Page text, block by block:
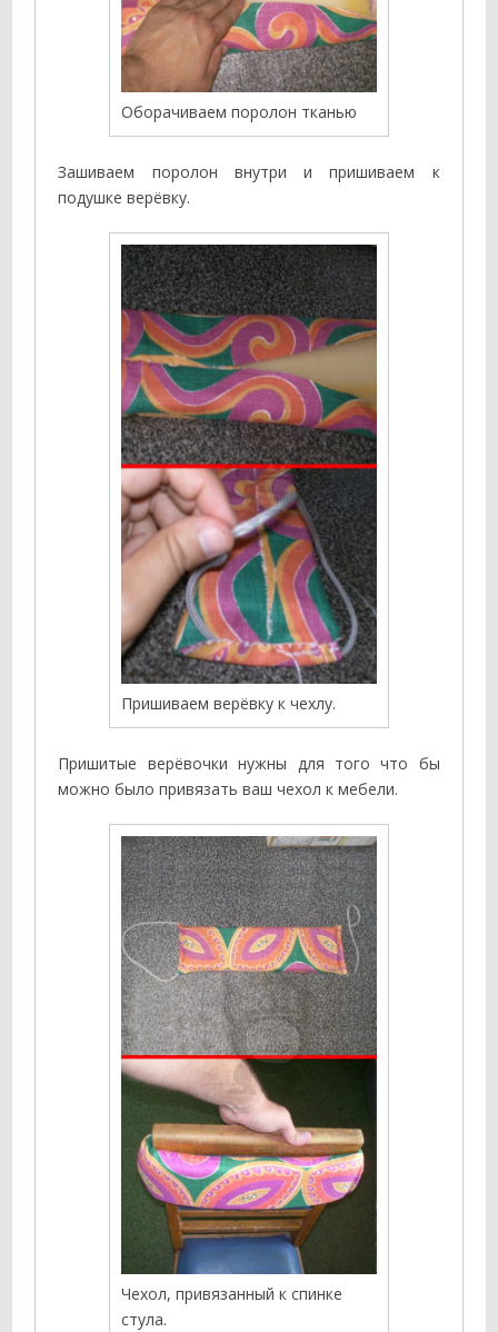
Оборачиваем поролон тканью
Зашиваем поролон внутри и пришиваем к
подушке верёвку.
Пришиваем верёвку к чехлу.
Пришитые верёвочки нужны для того что бы
можно было привязать ваш чехол к мебели.
Чехол, привязанный к спинке
стула.